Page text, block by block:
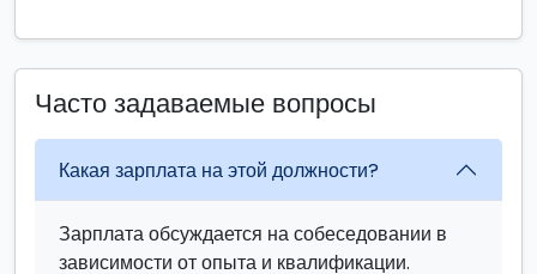
Часто задаваемые вопросы
Какая зарплата на этой должности?
Зарплата обсуждается на собеседовании в
зависимости от опыта и квалификации.